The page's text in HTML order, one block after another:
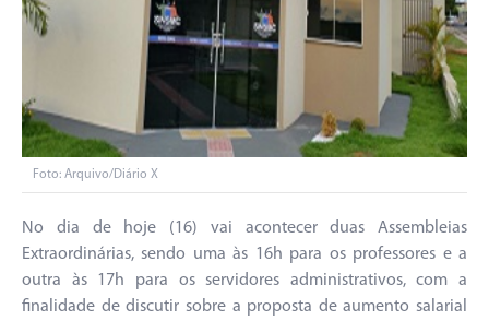
Foto: Arquivo/Diário X
No dia de hoje (16) vai acontecer duas Assembleias
Extraordinárias, sendo uma às 16h para os professores e a
outra às 17h para os servidores administrativos, com a
finalidade de discutir sobre a proposta de aumento salarial